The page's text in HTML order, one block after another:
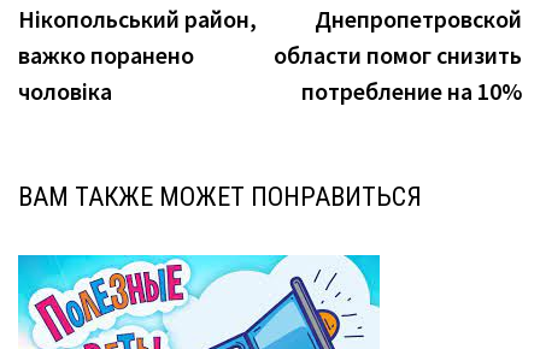
Нікопольський район,
важко поранено
чоловіка
Днепропетровской
области помог снизить
потребление на 10%
ВАМ ТАКЖЕ МОЖЕТ ПОНРАВИТЬСЯ